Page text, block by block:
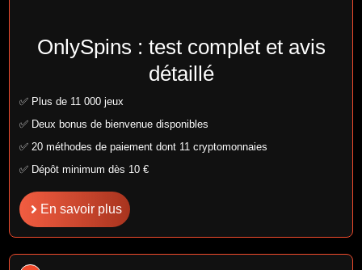
OnlySpins : test complet et avis
détaillé
✅ Plus de 11 000 jeux
✅ Deux bonus de bienvenue disponibles
✅ 20 méthodes de paiement dont 11 cryptomonnaies
✅ Dépôt minimum dès 10 €
En savoir plus